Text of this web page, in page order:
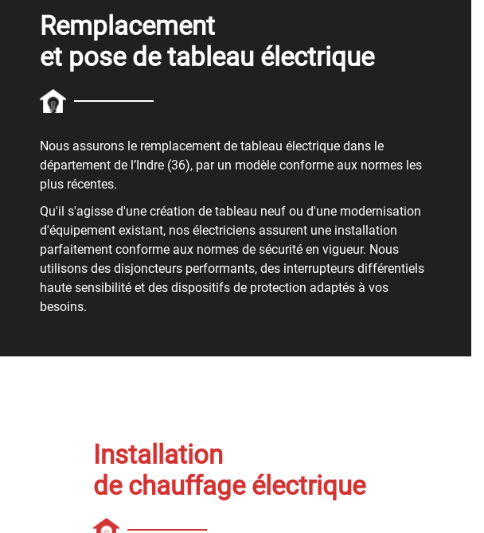
Remplacement
et pose de tableau électrique
Nous assurons le remplacement de tableau électrique dans le
département de l’Indre (36), par un modèle conforme aux normes les
plus récentes.
Qu'il s'agisse d'une création de tableau neuf ou d'une modernisation
d'équipement existant, nos électriciens assurent une installation
parfaitement conforme aux normes de sécurité en vigueur. Nous
utilisons des disjoncteurs performants, des interrupteurs différentiels
haute sensibilité et des dispositifs de protection adaptés à vos
besoins.
Installation
de chauffage électrique